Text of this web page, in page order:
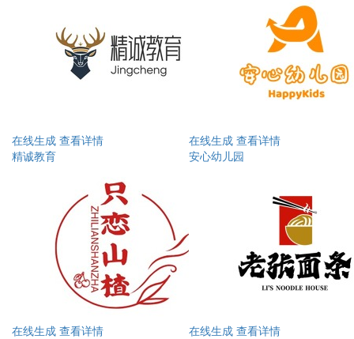
在线生成 查看详情
精诚教育
在线生成 查看详情
安心幼儿园
在线生成 查看详情
在线生成 查看详情